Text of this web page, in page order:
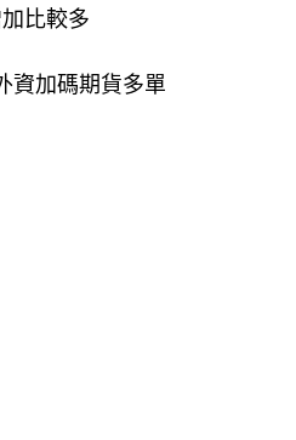
比較多
資加碼期貨多單